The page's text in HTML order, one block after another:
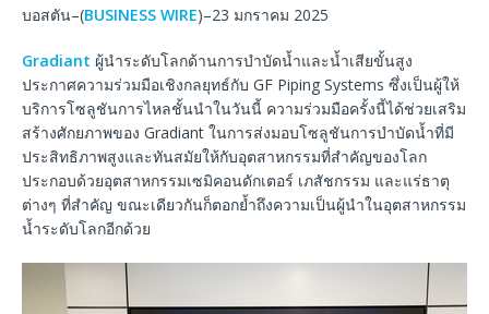
บอสตัน–(BUSINESS WIRE)–23 มกราคม 2025
Gradiant ผู้นำระดับโลกด้านการบำบัดน้ำและน้ำเสียขั้นสูง
ประกาศความร่วมมือเชิงกลยุทธ์กับ GF Piping Systems ซึ่งเป็นผู้ให้
บริการโซลูชันการไหลชั้นนำในวันนี้ ความร่วมมือครั้งนี้ได้ช่วยเสริม
สร้างศักยภาพของ Gradiant ในการส่งมอบโซลูชันการบำบัดน้ำที่มี
ประสิทธิภาพสูงและทันสมัยให้กับอุตสาหกรรมที่สำคัญของโลก
ประกอบด้วยอุตสาหกรรมเซมิคอนดักเตอร์ เภสัชกรรม และแร่ธาตุ
ต่างๆ ที่สำคัญ ขณะเดียวกันก็ตอกย้ำถึงความเป็นผู้นำในอุตสาหกรรม
น้ำระดับโลกอีกด้วย